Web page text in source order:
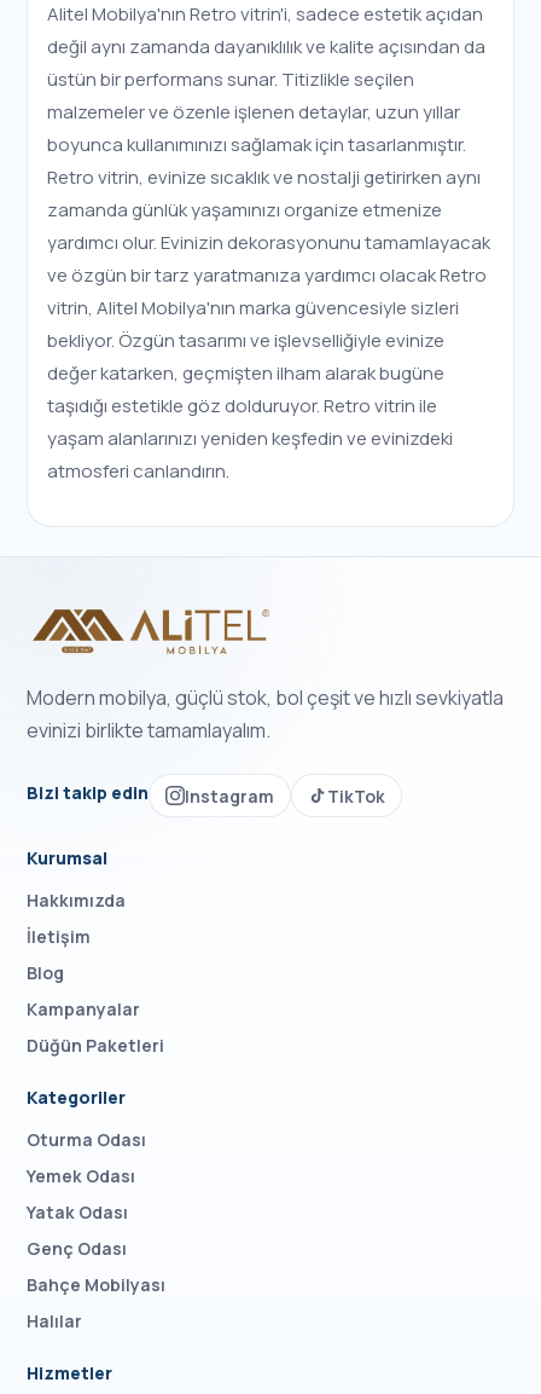
Alitel Mobilya'nın Retro vitrin'i, sadece estetik açıdan
değil aynı zamanda dayanıklılık ve kalite açısından da
üstün bir performans sunar. Titizlikle seçilen
malzemeler ve özenle işlenen detaylar, uzun yıllar
boyunca kullanımınızı sağlamak için tasarlanmıştır.
Retro vitrin, evinize sıcaklık ve nostalji getirirken aynı
zamanda günlük yaşamınızı organize etmenize
yardımcı olur. Evinizin dekorasyonunu tamamlayacak
ve özgün bir tarz yaratmanıza yardımcı olacak Retro
vitrin, Alitel Mobilya'nın marka güvencesiyle sizleri
bekliyor. Özgün tasarımı ve işlevselliğiyle evinize
değer katarken, geçmişten ilham alarak bugüne
taşıdığı estetikle göz dolduruyor. Retro vitrin ile
yaşam alanlarınızı yeniden keşfedin ve evinizdeki
atmosferi canlandırın.
Modern mobilya, güçlü stok, bol çeşit ve hızlı sevkiyatla
evinizi birlikte tamamlayalım.
Bizi takip edin Instagram TikTok
Kurumsal
Hakkımızda
İletişim
Blog
Kampanyalar
Düğün Paketleri
Kategoriler
Oturma Odası
Yemek Odası
Yatak Odası
Genç Odası
Bahçe Mobilyası
Halılar
Hizmetler